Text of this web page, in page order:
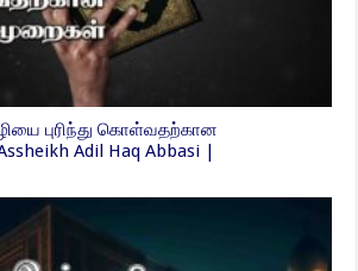
புரிந்து கொள்வதற்கான
Adil Haq Abbasi |